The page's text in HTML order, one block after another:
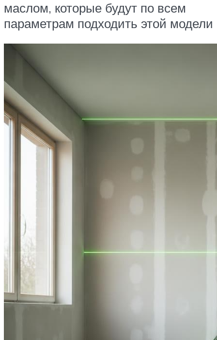
маслом, которые будут по всем
параметрам подходить этой модели